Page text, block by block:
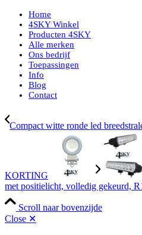
Home
4SKY Winkel
Producten 4SKY
Alle merken
Ons bedrijf
Toepassingen
Info
Blog
Contact
Compact witte ronde led
KORTING
met positielicht, volledig gekeurd,
Scroll naar bovenzijde
Close ✕